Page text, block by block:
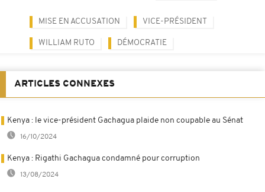
MISE EN ACCUSATION VICE-PRÉSIDENT
WILLIAM RUTO DÉMOCRATIE
ARTICLES CONNEXES
Kenya : le vice-président Gachagua plaide non coupable au Sénat
16/10/2024
Kenya : Rigathi Gachagua condamné pour corruption
13/08/2024